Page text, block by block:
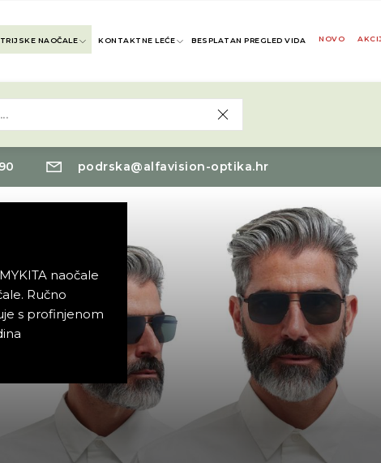
NAOČALE KONTAKTNE LEĆE BESPLATAN PREGLED VIDA NOVO
podrska@alfavision-optika.hr
naočale
Ručno
s profinjenom